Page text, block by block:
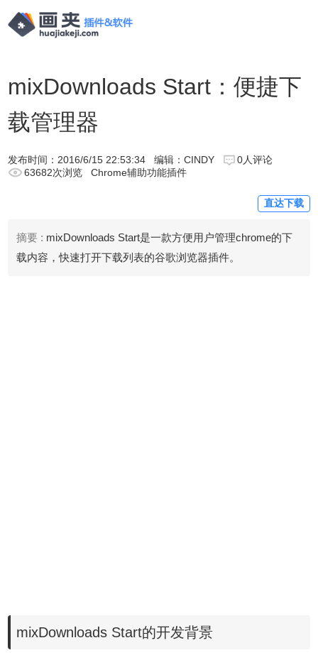
mixDownloads Start：便捷下
载管理器
发布时间： 2016/6/15 22:53:34 编辑：CINDY
0人评论
63682次浏览
Chrome辅助功能插件
直达下载
摘要 : mixDownloads Start是一款方便用户管理chrome的下
载内容，快速打开下载列表的谷歌浏览器插件。
mixDownloads Start的开发背景